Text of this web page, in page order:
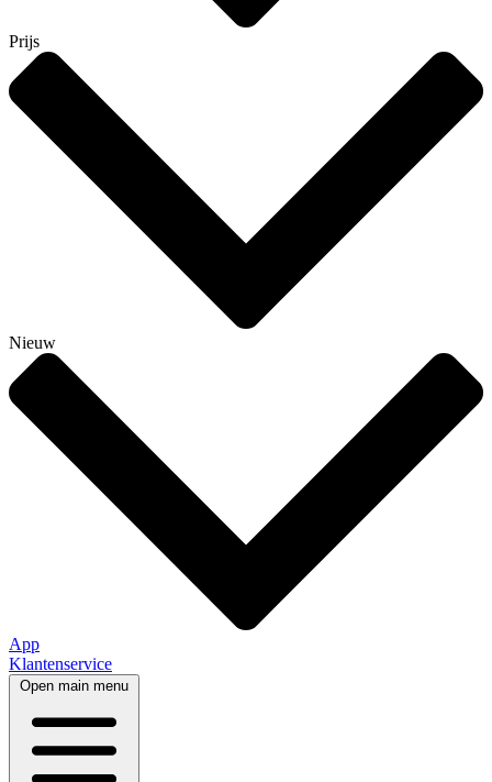
Prijs
Nieuw
App
Klantenservice
Open main menu